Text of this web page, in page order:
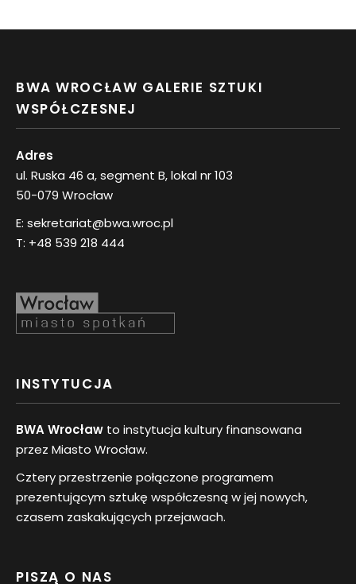
BWA WROCŁAW GALERIE SZTUKI
WSPÓŁCZESNEJ
Adres
ul. Ruska 46 a, segment B, lokal nr 103
50-079 Wrocław
E: sekretariat@bwa.wroc.pl
T: +48 539 218 444
INSTYTUCJA
BWA Wrocław to instytucja kultury finansowana
przez Miasto Wrocław.
Cztery przestrzenie połączone programem
prezentującym sztukę współczesną w jej nowych,
czasem zaskakujących przejawach.
PISZĄ O NAS